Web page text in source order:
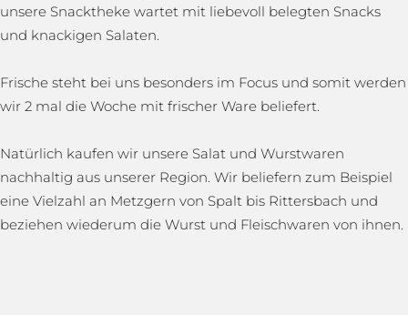
unsere Snacktheke wartet mit liebevoll belegten Snacks
und knackigen Salaten.
Frische steht bei uns besonders im Focus und somit werden
wir 2 mal die Woche mit frischer Ware beliefert.
Natürlich kaufen wir unsere Salat und Wurstwaren
nachhaltig aus unserer Region. Wir beliefern zum Beispiel
eine Vielzahl an Metzgern von Spalt bis Rittersbach und
beziehen wiederum die Wurst und Fleischwaren von ihnen.